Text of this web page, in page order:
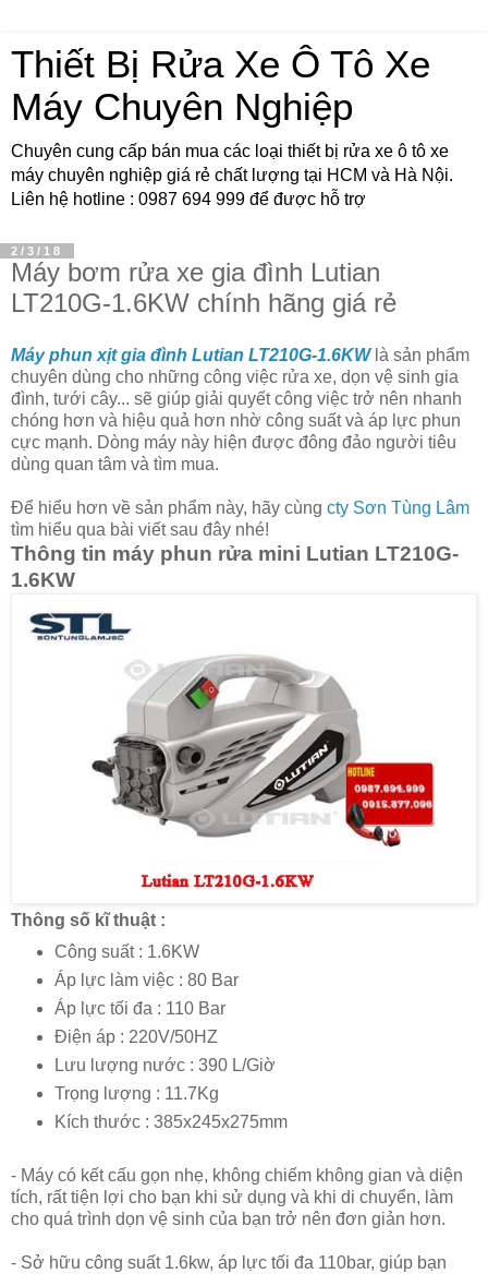
Thiết Bị Rửa Xe Ô Tô Xe
Máy Chuyên Nghiệp
Chuyên cung cấp bán mua các loại thiết bị rửa xe ô tô xe
máy chuyên nghiệp giá rẻ chất lượng tại HCM và Hà Nội.
Liên hệ hotline : 0987 694 999 để được hỗ trợ
2/3/18
Máy bơm rửa xe gia đình Lutian
LT210G-1.6KW chính hãng giá rẻ
Máy phun xịt gia đình Lutian LT210G-1.6KWlà sản phẩm
chuyên dùng cho những công việc rửa xe, dọn vệ sinh gia
đình, tưới cây... sẽ giúp giải quyết công việc trở nên nhanh
chóng hơn và hiệu quả hơn nhờ công suất và áp lực phun
cực mạnh. Dòng máy này hiện được đông đảo người tiêu
dùng quan tâm và tìm mua.
Để hiểu hơn về sản phẩm này, hãy cùng cty Sơn Tùng Lâm
tìm hiểu qua bài viết sau đây nhé!
Thông tin máy phun rửa mini Lutian LT210G-
1.6KW
Thông số kĩ thuật :
Công suất : 1.6KW
Áp lực làm việc : 80 Bar
Áp lực tối đa : 110 Bar
Điện áp : 220V/50HZ
Lưu lượng nước : 390 L/Giờ
Trọng lượng : 11.7Kg
Kích thước : 385x245x275mm
- Máy có kết cấu gọn nhẹ, không chiếm không gian và diện
tích, rất tiện lợi cho bạn khi sử dụng và khi di chuyển, làm
cho quá trình dọn vệ sinh của bạn trở nên đơn giản hơn.
- Sở hữu công suất 1.6kw, áp lực tối đa 110bar, giúp bạn